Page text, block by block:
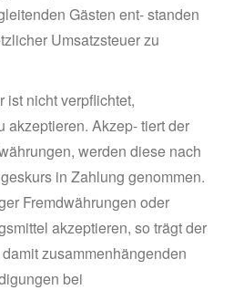
Gästen ent- standen
Umsatzsteuer zu
ist nicht verpflichtet,
akzeptieren. Akzep- tiert der
werden diese nach
in Zahlung genommen.
Fremdwährungen oder
akzeptieren, so trägt der
zusammenhängenden
bei